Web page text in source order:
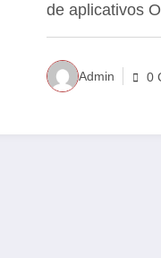
de aplicativos
Admin 0